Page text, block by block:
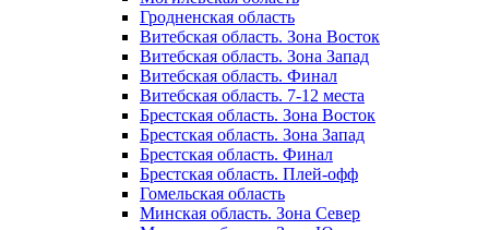
Гродненская область
Витебская область. Зона Восток
Витебская область. Зона Запад
Витебская область. Финал
Витебская область. 7-12 места
Брестская область. Зона Восток
Брестская область. Зона Запад
Брестская область. Финал
Брестская область. Плей-офф
Гомельская область
Минская область. Зона Север